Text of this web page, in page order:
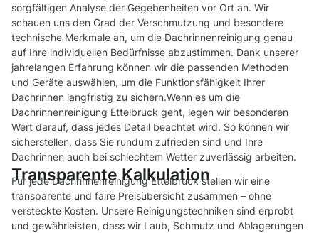
sorgfältigen Analyse der Gegebenheiten vor Ort an. Wir
schauen uns den Grad der Verschmutzung und besondere
technische Merkmale an, um die Dachrinnenreinigung genau
auf Ihre individuellen Bedürfnisse abzustimmen. Dank unserer
jahrelangen Erfahrung können wir die passenden Methoden
und Geräte auswählen, um die Funktionsfähigkeit Ihrer
Dachrinnen langfristig zu sichern.Wenn es um die
Dachrinnenreinigung Ettelbruck geht, legen wir besonderen
Wert darauf, dass jedes Detail beachtet wird. So können wir
sicherstellen, dass Sie rundum zufrieden sind und Ihre
Dachrinnen auch bei schlechtem Wetter zuverlässig arbeiten.
Transparente Kalkulation
Für jede Dachrinnenreinigung Ettelbruck stellen wir eine
transparente und faire Preisübersicht zusammen – ohne
versteckte Kosten. Unsere Reinigungstechniken sind erprobt
und gewährleisten, dass wir Laub, Schmutz und Ablagerungen